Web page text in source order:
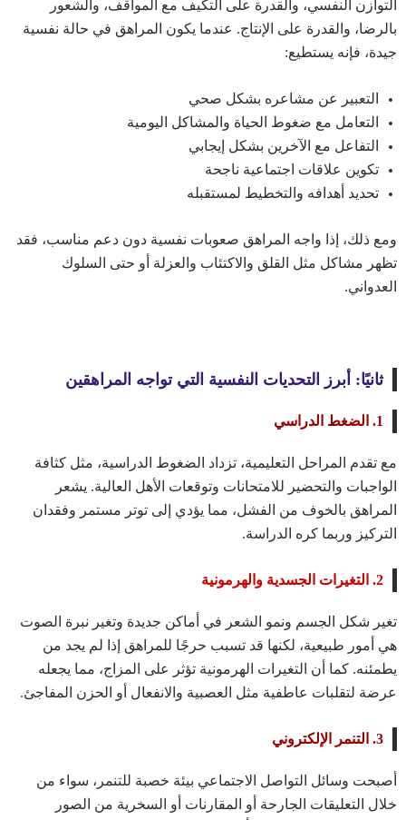
التوازن النفسي، والقدرة على التكيف مع المواقف، والشعور
بالرضا، والقدرة على الإنتاج. عندما يكون المراهق في حالة نفسية
جيدة، فإنه يستطيع:
التعبير عن مشاعره بشكل صحي
التعامل مع ضغوط الحياة والمشاكل اليومية
التفاعل مع الآخرين بشكل إيجابي
تكوين علاقات اجتماعية ناجحة
تحديد أهدافه والتخطيط لمستقبله
ومع ذلك، إذا واجه المراهق صعوبات نفسية دون دعم مناسب، فقد
تظهر مشاكل مثل القلق والاكتئاب والعزلة أو حتى السلوك
العدواني.
ثانيًا: أبرز التحديات النفسية التي تواجه المراهقين
1. الضغط الدراسي
مع تقدم المراحل التعليمية، تزداد الضغوط الدراسية، مثل كثافة
الواجبات والتحضير للامتحانات وتوقعات الأهل العالية. يشعر
المراهق بالخوف من الفشل، مما يؤدي إلى توتر مستمر وفقدان
التركيز وربما كره الدراسة.
2. التغيرات الجسدية والهرمونية
تغير شكل الجسم ونمو الشعر في أماكن جديدة وتغير نبرة الصوت
هي أمور طبيعية، لكنها قد تسبب حرجًا للمراهق إذا لم يجد من
يطمئنه. كما أن التغيرات الهرمونية تؤثر على المزاج، مما يجعله
عرضة لتقلبات عاطفية مثل العصبية والانفعال أو الحزن المفاجئ.
3. التنمر الإلكتروني
أصبحت وسائل التواصل الاجتماعي بيئة خصبة للتنمر، سواء من
خلال التعليقات الجارحة أو المقارنات أو السخرية من الصور